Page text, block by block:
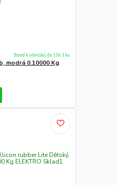
modrá 0.10000 Kg
Ihned k odeslání do 15h 3 ks